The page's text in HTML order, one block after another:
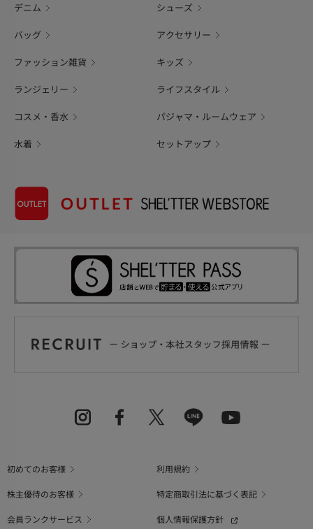
デニム シューズ
バッグ アクセサリー
ファッション雑貨 キッズ
ランジェリー ライフスタイル
コスメ・香水 パジャマ・ルームウェア
水着 セットアップ
初めてのお客様
利用規約
株主優待のお客様
特定商取引法に基づく表記
会員ランクサービス
個人情報保護方針